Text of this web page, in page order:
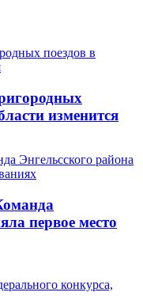
изменится
первое место